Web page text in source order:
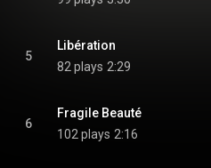
5
Libération
82 plays 2:29
6
Fragile Beauté
102 plays 2:16